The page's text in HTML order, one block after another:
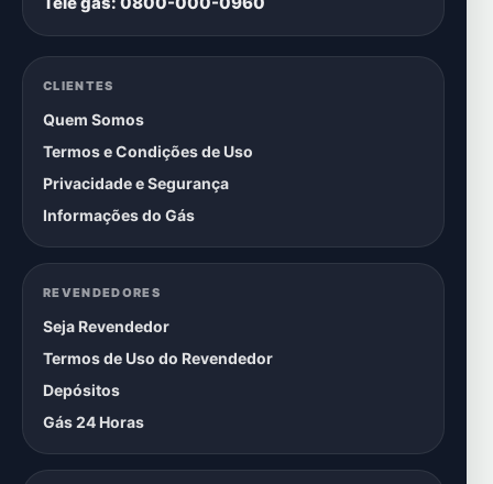
CLIENTES
Quem Somos
Termos e Condições de Uso
Privacidade e Segurança
Informações do Gás
REVENDEDORES
Seja Revendedor
Termos de Uso do Revendedor
Depósitos
Gás 24 Horas